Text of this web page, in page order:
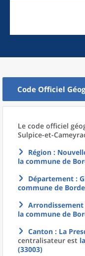
Code Officiel
Le code officiel
Sulpice-et-
Région :
la commune de
Département :
commune de
Arrondissement
la commune de
Canton : La
centralisateur est
(33003)